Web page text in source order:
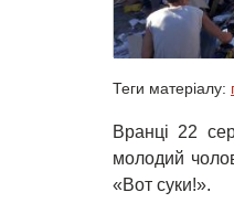
Теги матеріалу:
Вранці 22
молодий
«Вот суки!».